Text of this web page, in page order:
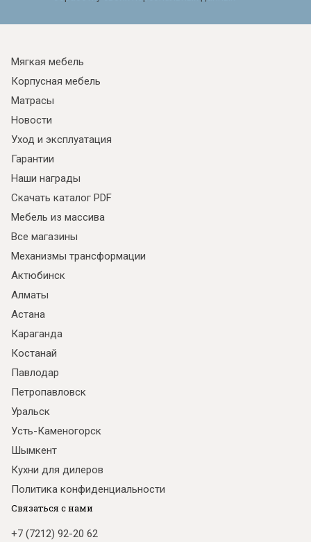
Мягкая мебель
Корпусная мебель
Матрасы
Новости
Уход и эксплуатация
Гарантии
Наши награды
Скачать каталог PDF
Мебель из массива
Все магазины
Механизмы трансформации
Актюбинск
Алматы
Астана
Караганда
Костанай
Павлодар
Петропавловск
Уральск
Усть-Каменогорск
Шымкент
Кухни для дилеров
Политика конфиденциальности
Связаться с нами
+7 (7212) 92-20 62